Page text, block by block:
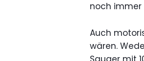
noch immer
Auch
wären.